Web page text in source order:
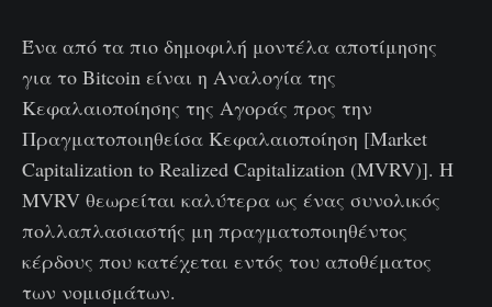
Ένα από τα πιο δημοφιλή μοντέλα αποτίμησης
για το Bitcoin είναι η Αναλογία της
Κεφαλαιοποίησης της Αγοράς προς την
Πραγματοποιηθείσα Κεφαλαιοποίηση [Market
Capitalization to Realized Capitalization (MVRV)]. Η
MVRV θεωρείται καλύτερα ως ένας συνολικός
πολλαπλασιαστής μη πραγματοποιηθέντος
κέρδους που κατέχεται εντός του αποθέματος
των νομισμάτων.